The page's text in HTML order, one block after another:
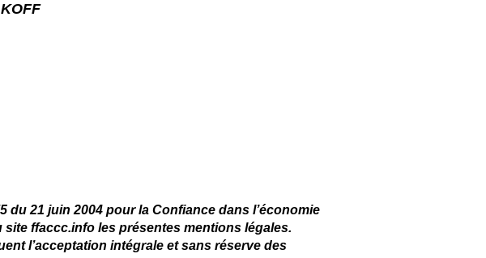
du 21 juin 2004 pour la Confiance dans l’économie
ffaccc.info les présentes mentions légales.
l’acceptation intégrale et sans réserve des